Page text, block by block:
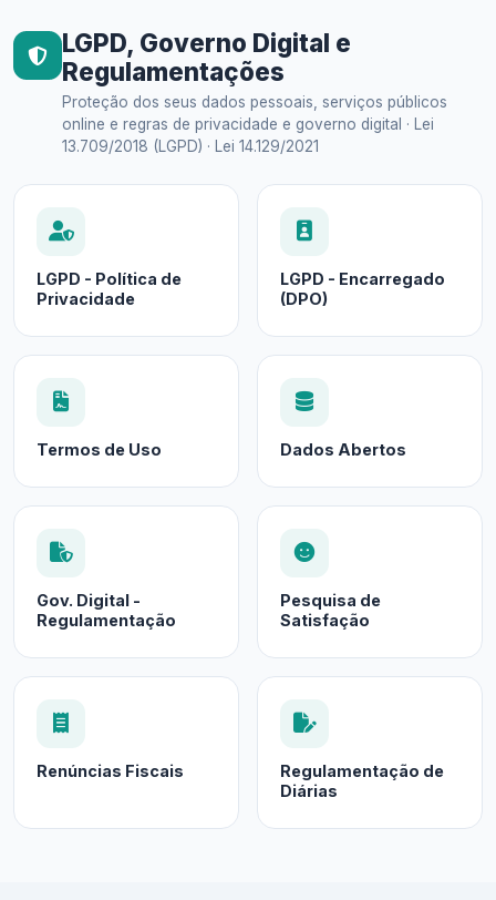
LGPD, Governo Digital e
Regulamentações
Proteção dos seus dados pessoais, serviços públicos
online e regras de privacidade e governo digital · Lei
13.709/2018 (LGPD) · Lei 14.129/2021
LGPD - Política de
Privacidade
LGPD - Encarregado
(DPO)
Termos de Uso Dados Abertos
Gov. Digital -
Regulamentação
Pesquisa de
Satisfação
Renúncias Fiscais
Regulamentação de
Diárias